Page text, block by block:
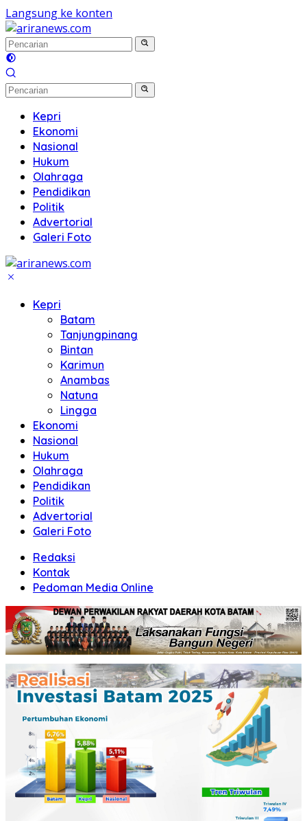
Langsung ke konten
Kepri
Ekonomi
Nasional
Hukum
Olahraga
Pendidikan
Politik
Advertorial
Galeri Foto
Kepri
Batam
Tanjungpinang
Bintan
Karimun
Anambas
Natuna
Lingga
Ekonomi
Nasional
Hukum
Olahraga
Pendidikan
Politik
Advertorial
Galeri Foto
Redaksi
Kontak
Pedoman Media Online